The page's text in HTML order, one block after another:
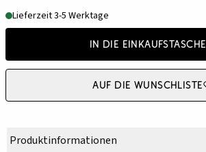
Lieferzeit 3-5 Werktage
In die Einkaufstasche
Auf die Wunschliste
Produktinformationen